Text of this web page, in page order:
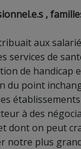
,
aux
services de
de handicap
du point
à des
dont on peut
notre plus